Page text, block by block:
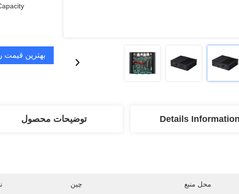
بهترین قیمت
Details Information توضیحات محصول
محل منبع چین